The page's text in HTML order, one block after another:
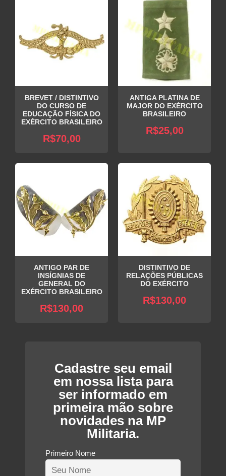
BREVET / DISTINTIVO
DO CURSO DE
EDUCAÇÃO FÍSICA DO
EXÉRCITO BRASILEIRO
R$70,00
ANTIGA PLATINA DE
MAJOR DO EXÉRCITO
BRASILEIRO
R$25,00
ANTIGO PAR DE
INSÍGNIAS DE
GENERAL DO
EXÉRCITO BRASILEIRO
R$130,00
DISTINTIVO DE
RELAÇÕES PÚBLICAS
DO EXÉRCITO
R$130,00
Cadastre seu email
em nossa lista para
ser informado em
primeira mão sobre
novidades na MP
Militaria.
Primeiro Nome